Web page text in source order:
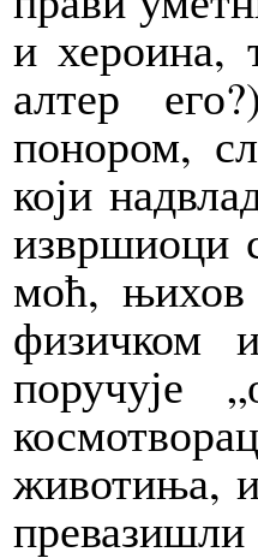
и хероина,
алтер
понором,
који
извршиоци
моћ, њихов
физичком
поручује
животиња,